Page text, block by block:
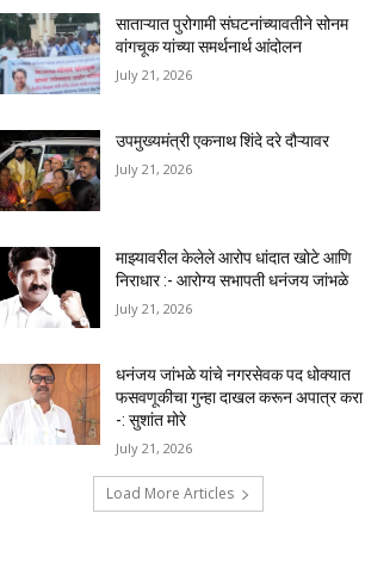
साताऱ्यात पुरोगामी संघटनांच्यावतीने सोनम
वांगचूक यांच्या समर्थनार्थ आंदोलन
July 21, 2026
उपमुख्यमंत्री एकनाथ शिंदे दरे दौऱ्यावर
July 21, 2026
माझ्यावरील केलेले आरोप धांदात खोटे आणि
निराधार :- आरोग्य सभापती धनंजय जांभळे
July 21, 2026
धनंजय जांभळे यांचे नगरसेवक पद धोक्यात
फसवणूकीचा गुन्हा दाखल करून अपात्र करा
-: सुशांत मोरे
July 21, 2026
Load More Articles